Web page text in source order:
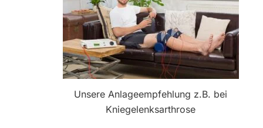
Unsere Anlageempfehlung z.B. bei
Kniegelenksarthrose